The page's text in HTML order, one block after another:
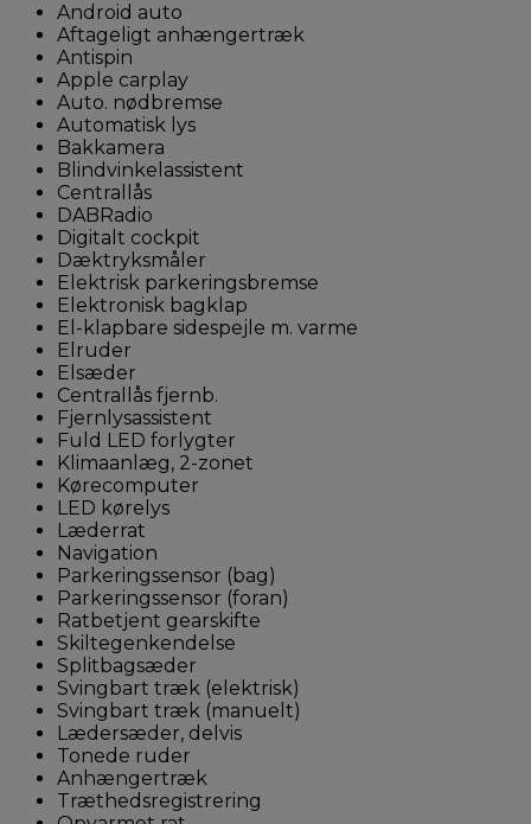
Android auto
Aftageligt anhængertræk
Antispin
Apple carplay
Auto. nødbremse
Automatisk lys
Bakkamera
Blindvinkelassistent
Centrallås
DABRadio
Digitalt cockpit
Dæktryksmåler
Elektrisk parkeringsbremse
Elektronisk bagklap
El-klapbare sidespejle m. varme
Elruder
Elsæder
Centrallås fjernb.
Fjernlysassistent
Fuld LED forlygter
Klimaanlæg, 2-zonet
Kørecomputer
LED kørelys
Læderrat
Navigation
Parkeringssensor (bag)
Parkeringssensor (foran)
Ratbetjent gearskifte
Skiltegenkendelse
Splitbagsæder
Svingbart træk (elektrisk)
Svingbart træk (manuelt)
Lædersæder, delvis
Tonede ruder
Anhængertræk
Træthedsregistrering